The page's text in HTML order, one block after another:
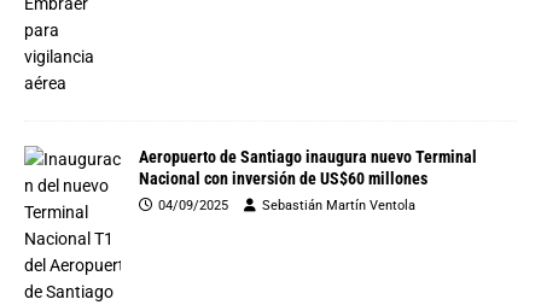
Aeropuerto de Santiago inaugura nuevo Terminal
Nacional con inversión de US$60 millones
04/09/2025 Sebastián Martín Ventola